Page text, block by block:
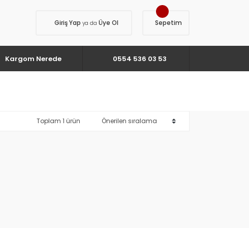
Giriş Yap ya da Üye Ol Sepetim
Kargom Nerede 0554 536 03 53
Toplam 1 ürün